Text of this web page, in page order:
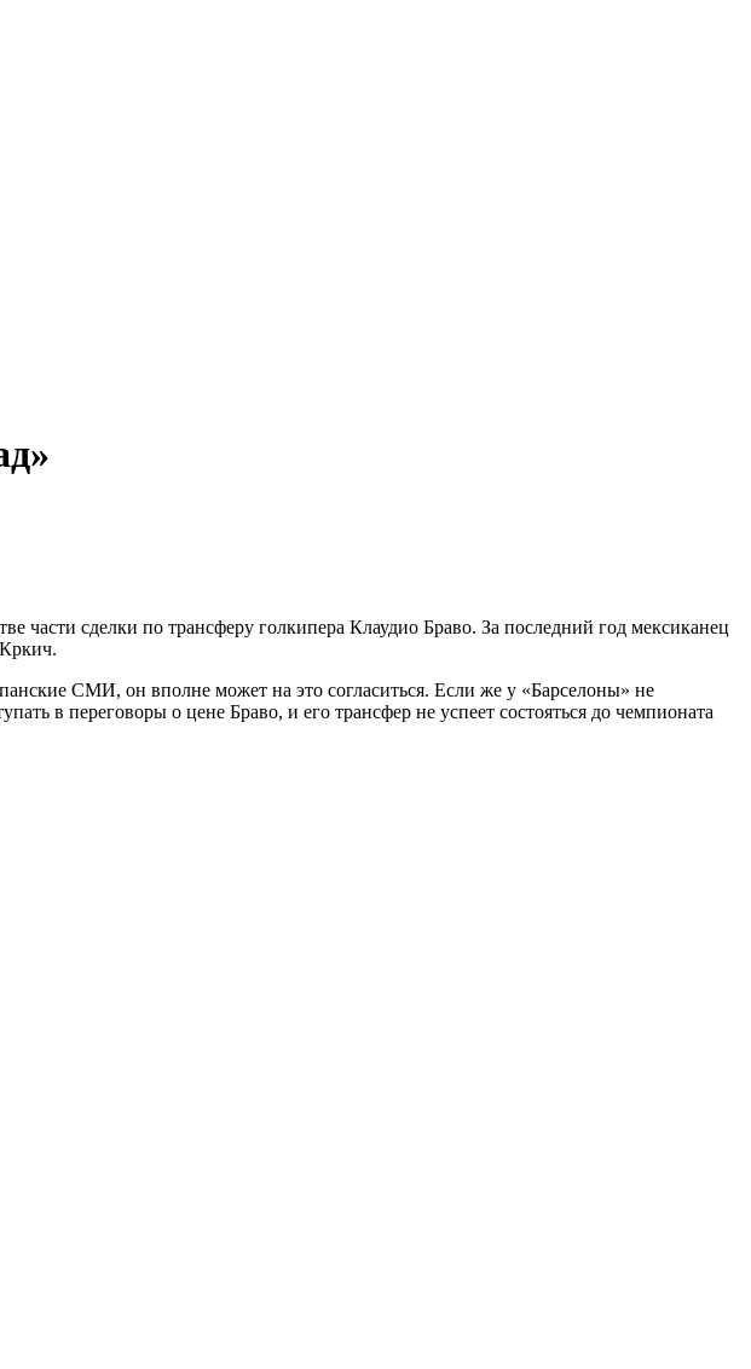
части сделки по трансферу голкипера Клаудио Браво. За последний год мексиканец
СМИ, он вполне может на это согласиться. Если же у «Барселоны» не
в переговоры о цене Браво, и его трансфер не успеет состояться до чемпионата